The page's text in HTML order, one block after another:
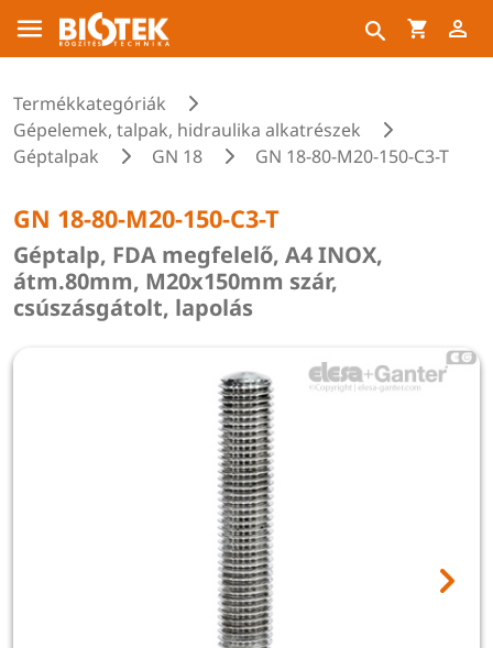
Termékkategóriák
Gépelemek, talpak, hidraulika alkatrészek
Géptalpak
GN 18 GN 18-80-M20-150-C3-T
GN 18-80-M20-150-C3-T
Géptalp, FDA megfelelő, A4 INOX,
átm.80mm, M20x150mm szár,
csúszásgátolt, lapolás